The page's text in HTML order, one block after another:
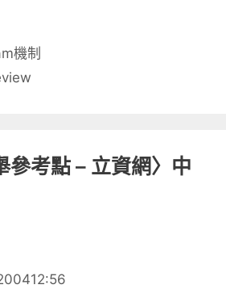
機制
參考點 – 立資網〉中